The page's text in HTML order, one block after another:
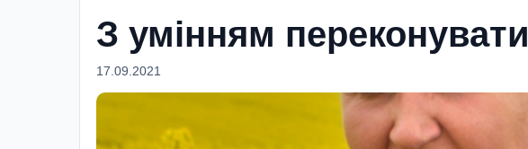
З умінням переконувати
17.09.2021